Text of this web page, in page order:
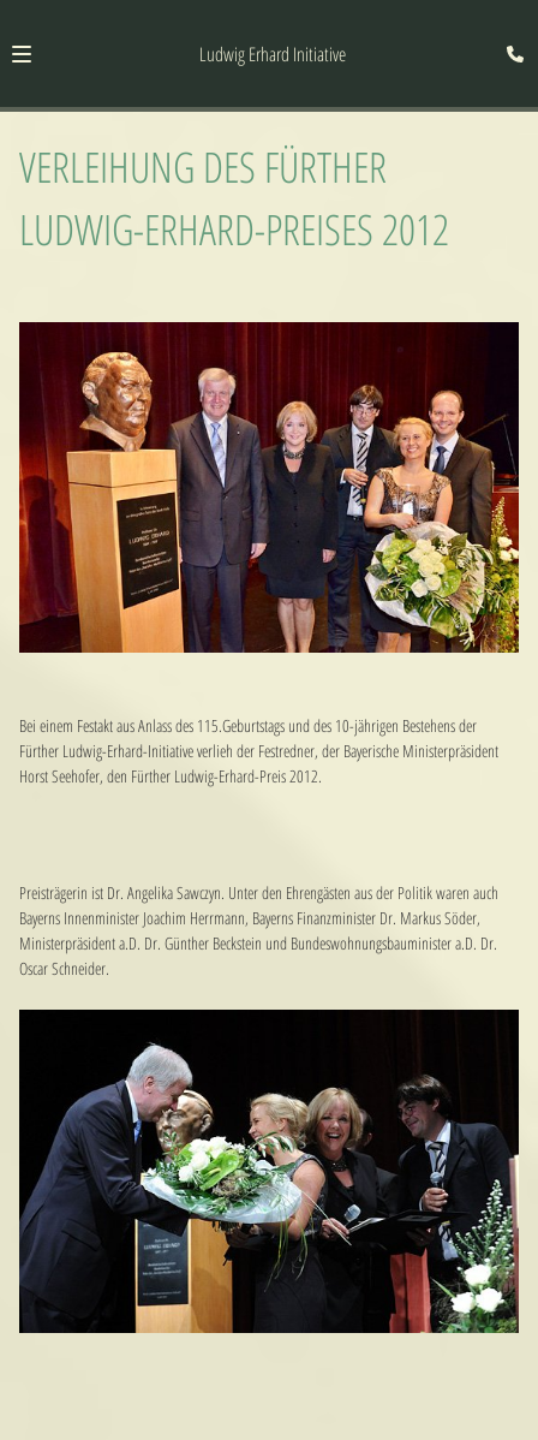
Ludwig Erhard Initiative
VERLEIHUNG DES FÜRTHER
LUDWIG-ERHARD-PREISES 2012
Bei einem Festakt aus Anlass des 115.Geburtstags und des 10-jährigen Bestehens der
Fürther Ludwig-Erhard-Initiative verlieh der Festredner, der Bayerische Ministerpräsident
Horst Seehofer, den Fürther Ludwig-Erhard-Preis 2012.
Preisträgerin ist Dr. Angelika Sawczyn. Unter den Ehrengästen aus der Politik waren auch
Bayerns Innenminister Joachim Herrmann, Bayerns Finanzminister Dr. Markus Söder,
Ministerpräsident a.D. Dr. Günther Beckstein und Bundeswohnungsbauminister a.D. Dr.
Oscar Schneider.